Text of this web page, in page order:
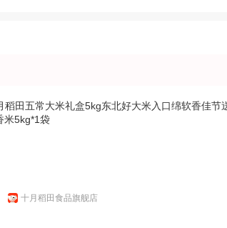
稻田五常大米礼盒5kg东北好大米入口绵软香佳节
米5kg*1袋
十月稻田食品旗舰店